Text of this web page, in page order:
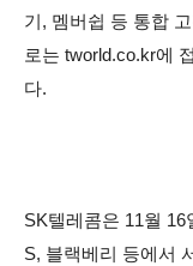
기, 멤버쉽 등 통합
로는 tworld.co.kr에
다.
SK텔레콤은 11월
S, 블랙베리 등에서